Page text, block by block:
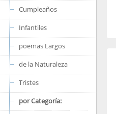
Cumpleaños
Infantiles
poemas Largos
de la Naturaleza
Tristes
por Categoría: